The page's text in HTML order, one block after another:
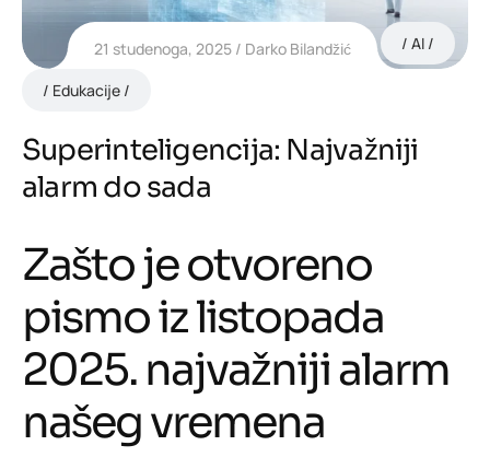
21 studenoga, 2025 Darko Bilandžić AI
Edukacije
Superinteligencija: Najvažniji
alarm do sada
Zašto je otvoreno
pismo iz listopada
2025. najvažniji alarm
našeg vremena